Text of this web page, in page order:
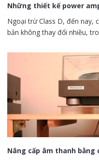
Những thiết kế power
Ngoại trừ Class D, đến nay,
bản không thay đổi nhiều,
Nâng cấp âm thanh bằng